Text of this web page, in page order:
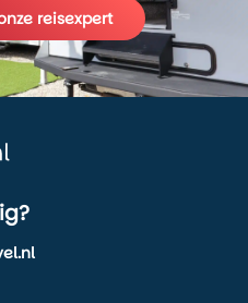
reisexpert